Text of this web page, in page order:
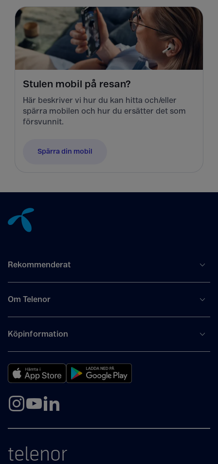
Stulen mobil på resan?
Här beskriver vi hur du kan hitta och/eller
spärra mobilen och hur du ersätter det som
försvunnit.
Spärra din mobil
Rekommenderat
Om Telenor
Köpinformation
telenor